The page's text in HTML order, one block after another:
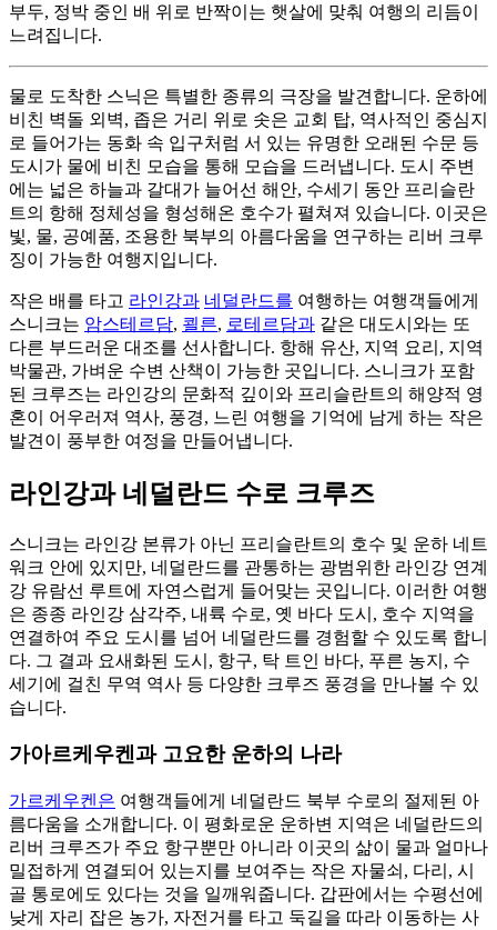
부두, 정박 중인 배 위로 반짝이는 햇살에 맞춰 여행의 리듬이
느려집니다.
물로 도착한 스닉은 특별한 종류의 극장을 발견합니다. 운하에
비친 벽돌 외벽, 좁은 거리 위로 솟은 교회 탑, 역사적인 중심지
로 들어가는 동화 속 입구처럼 서 있는 유명한 오래된 수문 등
도시가 물에 비친 모습을 통해 모습을 드러냅니다. 도시 주변
에는 넓은 하늘과 갈대가 늘어선 해안, 수세기 동안 프리슬란
트의 항해 정체성을 형성해온 호수가 펼쳐져 있습니다. 이곳은
빛, 물, 공예품, 조용한 북부의 아름다움을 연구하는 리버 크루
징이 가능한 여행지입니다.
작은 배를 타고 라인강과 네덜란드를 여행하는 여행객들에게
스니크는 암스테르담, 쾰른, 로테르담과 같은 대도시와는 또
다른 부드러운 대조를 선사합니다. 항해 유산, 지역 요리, 지역
박물관, 가벼운 수변 산책이 가능한 곳입니다. 스니크가 포함
된 크루즈는 라인강의 문화적 깊이와 프리슬란트의 해양적 영
혼이 어우러져 역사, 풍경, 느린 여행을 기억에 남게 하는 작은
발견이 풍부한 여정을 만들어냅니다.
라인강과 네덜란드 수로 크루즈
스니크는 라인강 본류가 아닌 프리슬란트의 호수 및 운하 네트
워크 안에 있지만, 네덜란드를 관통하는 광범위한 라인강 연계
강 유람선 루트에 자연스럽게 들어맞는 곳입니다. 이러한 여행
은 종종 라인강 삼각주, 내륙 수로, 옛 바다 도시, 호수 지역을
연결하여 주요 도시를 넘어 네덜란드를 경험할 수 있도록 합니
다. 그 결과 요새화된 도시, 항구, 탁 트인 바다, 푸른 농지, 수
세기에 걸친 무역 역사 등 다양한 크루즈 풍경을 만나볼 수 있
습니다.
가아르케우켄과 고요한 운하의 나라
가르케우켄은 여행객들에게 네덜란드 북부 수로의 절제된 아
름다움을 소개합니다. 이 평화로운 운하변 지역은 네덜란드의
리버 크루즈가 주요 항구뿐만 아니라 이곳의 삶이 물과 얼마나
밀접하게 연결되어 있는지를 보여주는 작은 자물쇠, 다리, 시
골 통로에도 있다는 것을 일깨워줍니다. 갑판에서는 수평선에
낮게 자리 잡은 농가, 자전거를 타고 둑길을 따라 이동하는 사